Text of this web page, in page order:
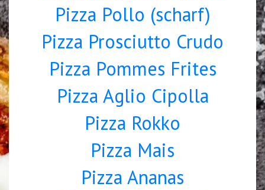
Pizza Pollo (scharf)
Pizza Prosciutto Crudo
Pizza Pommes Frites
Pizza Aglio Cipolla
Pizza Rokko
Pizza Mais
Pizza Ananas